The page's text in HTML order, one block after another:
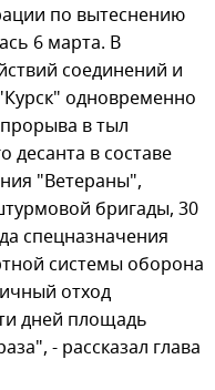
по вытеснению
6 марта. В
соединений и
одновременно
в тыл
десанта в составе
"Ветераны",
бригады, 30
спецназначения
системы оборона
отход
дней площадь
- рассказал глава